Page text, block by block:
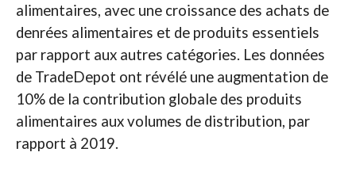
alimentaires, avec une croissance des achats de
denrées alimentaires et de produits essentiels
par rapport aux autres catégories. Les données
de TradeDepot ont révélé une augmentation de
10% de la contribution globale des produits
alimentaires aux volumes de distribution, par
rapport à 2019.